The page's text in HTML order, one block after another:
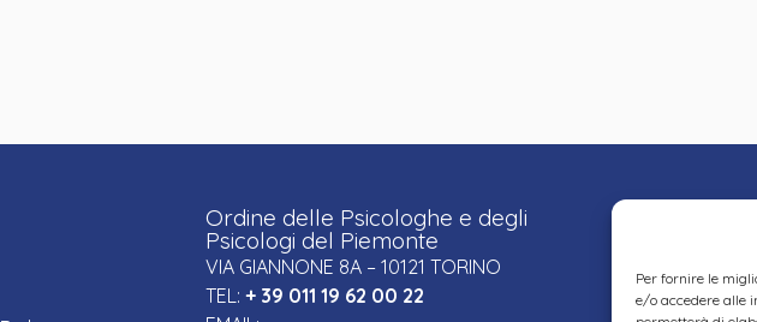
Per fornire le
e/o accedere alle
Ordine delle Psicologhe e degli
Psicologi del Piemonte
VIA GIANNONE 8A – 10121 TORINO
TEL: + 39 011 19 62 00 22